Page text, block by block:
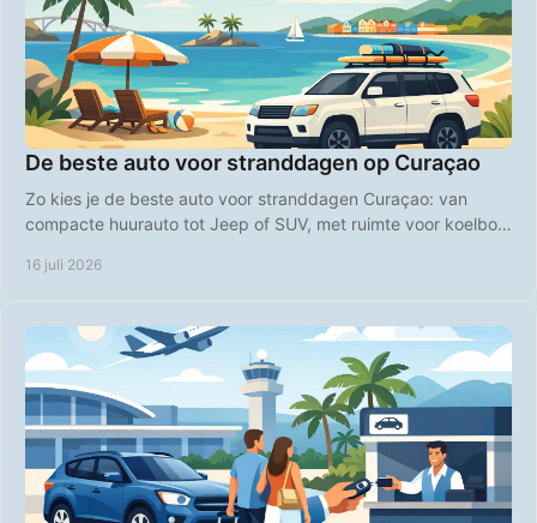
De beste auto voor stranddagen op Curaçao
Zo kies je de beste auto voor stranddagen Curaçao: van
compacte huurauto tot Jeep of SUV, met ruimte voor koelbox,
16 juli 2026